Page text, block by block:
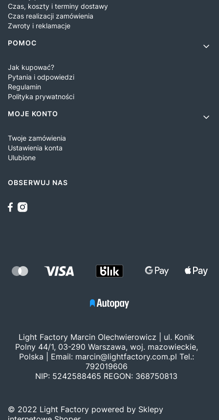
Czas, koszty i terminy dostawy
Czas realizacji zamówienia
Zwroty i reklamacje
POMOC
Jak kupować?
Pytania i odpowiedzi
Regulamin
Polityka prywatności
MOJE KONTO
Twoje zamówienia
Ustawienia konta
Ulubione
OBSERWUJ NAS
Light Factory Marcin Olechwierowicz | ul. Konik
Polny 44/1, 03-290 Warszawa, woj. mazowieckie,
Polska | Email: marcin@lightfactory.com.pl Tel.:
792019606
NIP: 5242588465 REGON: 368750813
© 2022 Light Factory powered by Sklepy